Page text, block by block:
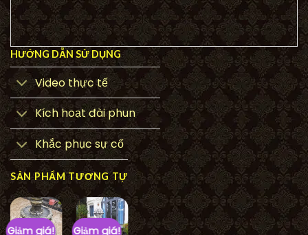
HƯỚNG DẪN SỬ DỤNG
Video thực tế
Kích hoạt đài phun
Khắc phục sự cố
SẢN PHẨM TƯƠNG TỰ
Giảm giá! Giảm giá! Giảm giá!